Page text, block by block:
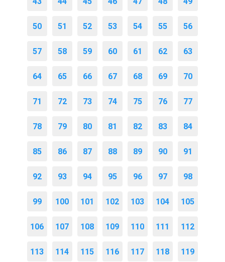
50 51 52 53 54 55 56
57 58 59 60 61 62 63
64 65 66 67 68 69 70
71 72 73 74 75 76 77
78 79 80 81 82 83 84
85 86 87 88 89 90 91
92 93 94 95 96 97 98
99 100 101 102 103 104 105
106 107 108 109 110 111 112
113 114 115 116 117 118 119